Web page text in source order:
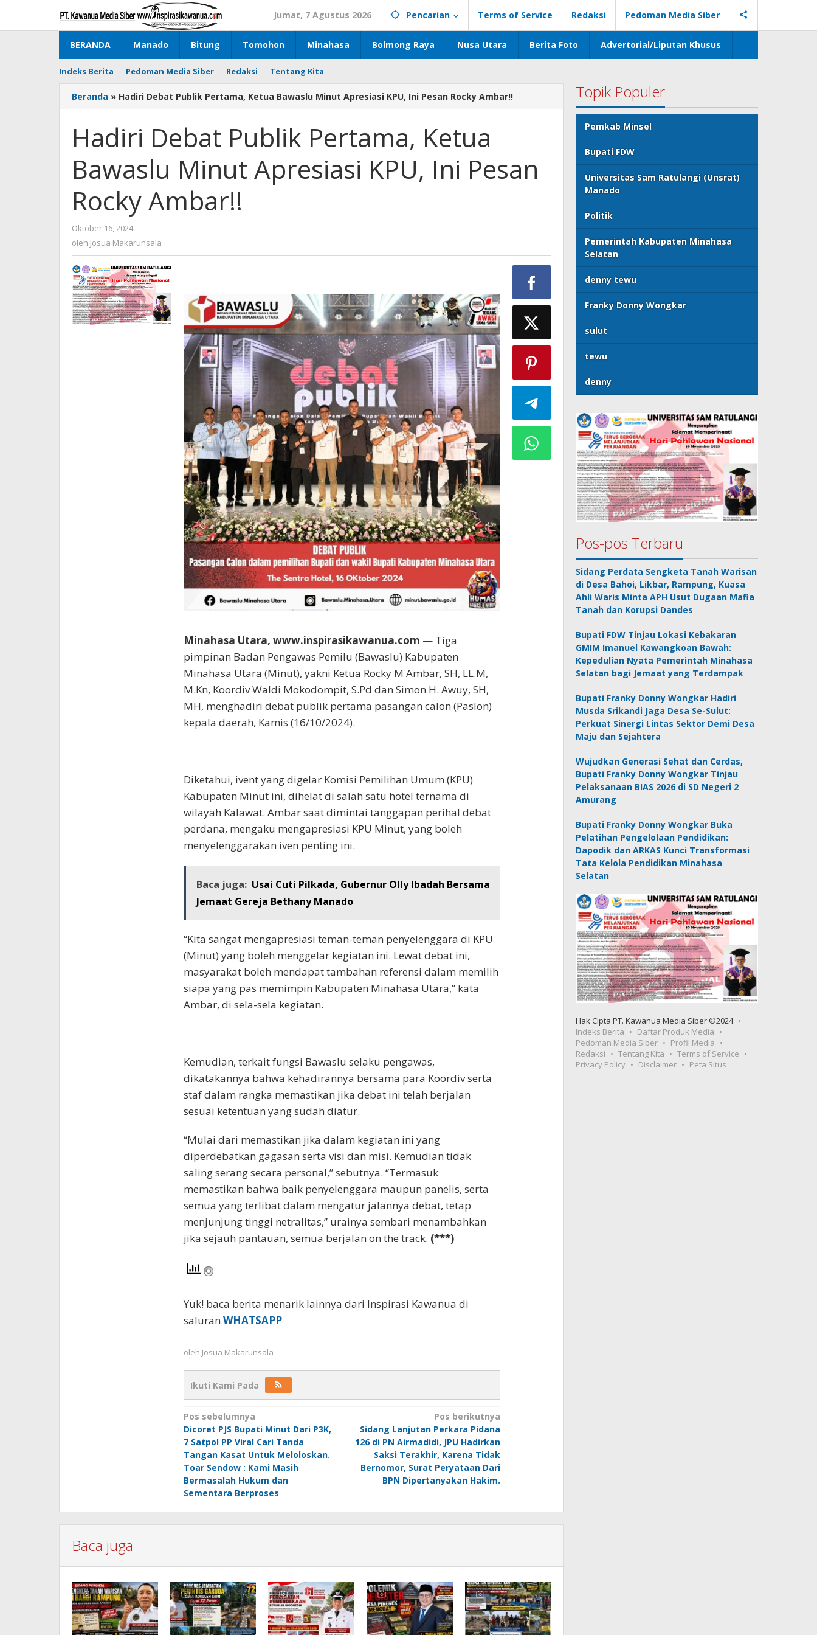
konten
Jumat, 7 Agustus 2026 Pencarian Terms of Service Redaksi Pedoman Media Siber
BERANDA Manado Bitung Tomohon Minahasa Bolmong Raya Nusa Utara Berita Foto Advertorial/Liputan Khusus
Indeks Berita Pedoman Media Siber Redaksi Tentang Kita
Beranda » Hadiri Debat Publik Pertama, Ketua Bawaslu Minut Apresiasi KPU, Ini Pesan Rocky Ambar!!
Hadiri Debat Publik Pertama, Ketua
Bawaslu Minut Apresiasi KPU, Ini Pesan
Rocky Ambar!!
Oktober 16, 2024
Josua
oleh Josua Makarunsala
Minahasa Utara, www.inspirasikawanua.com — Tiga
pimpinan Badan Pengawas Pemilu (Bawaslu) Kabupaten
Minahasa Utara (Minut), yakni Ketua Rocky M Ambar, SH, LL.M,
M.Kn, Koordiv Waldi Mokodompit, S.Pd dan Simon H. Awuy, SH,
MH, menghadiri debat publik pertama pasangan calon (Paslon)
kepala daerah, Kamis (16/10/2024).
Diketahui, ivent yang digelar Komisi Pemilihan Umum (KPU)
Kabupaten Minut ini, dihelat di salah satu hotel ternama di
wilayah Kalawat. Ambar saat dimintai tanggapan perihal debat
perdana, mengaku mengapresiasi KPU Minut, yang boleh
menyelenggarakan iven penting ini.
Baca juga: Usai Cuti Pilkada, Gubernur Olly Ibadah Bersama
Jemaat Gereja Bethany Manado
“Kita sangat mengapresiasi teman-teman penyelenggara di KPU
(Minut) yang boleh menggelar kegiatan ini. Lewat debat ini,
masyarakat boleh mendapat tambahan referensi dalam memilih
siapa yang pas memimpin Kabupaten Minahasa Utara,” kata
Ambar, di sela-sela kegiatan.
Kemudian, terkait fungsi Bawaslu selaku pengawas,
dikatakannya bahwa kehadirannya bersama para Koordiv serta
staf dalam rangka memastikan jika debat ini telah berjalan
sesuai ketentuan yang sudah diatur.
“Mulai dari memastikan jika dalam kegiatan ini yang
diperdebatkan gagasan serta visi dan misi. Kemudian tidak
saling serang secara personal,” sebutnya. “Termasuk
memastikan bahwa baik penyelenggara maupun panelis, serta
semua yang terlibat dalam mengatur jalannya debat, tetap
menjunjung tinggi netralitas,” urainya sembari menambahkan
jika sejauh pantauan, semua berjalan on the track. (***)
Yuk! baca berita menarik lainnya dari Inspirasi Kawanua di
saluran WHATSAPP
oleh Josua Makarunsala
Ikuti Kami Pada
Navigasi
pos
Pos sebelumnya
Dicoret PJS Bupati Minut Dari P3K,
7 Satpol PP Viral Cari Tanda
Tangan Kasat Untuk Meloloskan.
Toar Sendow : Kami Masih
Bermasalah Hukum dan
Sementara Berproses
Pos berikutnya
Sidang Lanjutan Perkara Pidana
126 di PN Airmadidi, JPU Hadirkan
Saksi Terakhir, Karena Tidak
Bernomor, Surat Peryataan Dari
BPN Dipertanyakan Hakim.
Baca juga
Topik Populer
Pemkab Minsel
Bupati FDW
Universitas Sam Ratulangi (Unsrat)
Manado
Politik
Pemerintah Kabupaten Minahasa
Selatan
denny tewu
Franky Donny Wongkar
sulut
tewu
denny
Pos-pos Terbaru
Sidang Perdata Sengketa Tanah Warisan
di Desa Bahoi, Likbar, Rampung, Kuasa
Ahli Waris Minta APH Usut Dugaan Mafia
Tanah dan Korupsi Dandes
Bupati FDW Tinjau Lokasi Kebakaran
GMIM Imanuel Kawangkoan Bawah:
Kepedulian Nyata Pemerintah Minahasa
Selatan bagi Jemaat yang Terdampak
Bupati Franky Donny Wongkar Hadiri
Musda Srikandi Jaga Desa Se-Sulut:
Perkuat Sinergi Lintas Sektor Demi Desa
Maju dan Sejahtera
Wujudkan Generasi Sehat dan Cerdas,
Bupati Franky Donny Wongkar Tinjau
Pelaksanaan BIAS 2026 di SD Negeri 2
Amurang
Bupati Franky Donny Wongkar Buka
Pelatihan Pengelolaan Pendidikan:
Dapodik dan ARKAS Kunci Transformasi
Tata Kelola Pendidikan Minahasa
Selatan
Hak Cipta PT. Kawanua Media Siber ©2024
Indeks Berita
Daftar Produk Media
Pedoman Media Siber
Profil Media
Redaksi
Tentang Kita
Terms of Service
Privacy Policy
Disclaimer Peta Situs